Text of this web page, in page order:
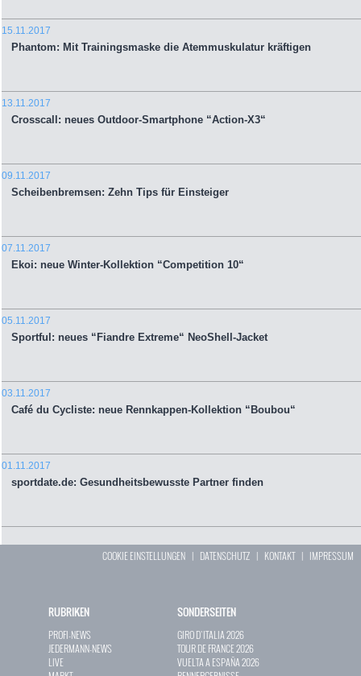
15.11.2017
Phantom: Mit Trainingsmaske die Atemmuskulatur kräftigen
13.11.2017
Crosscall: neues Outdoor-Smartphone “Action-X3“
09.11.2017
Scheibenbremsen: Zehn Tips für Einsteiger
07.11.2017
Ekoi: neue Winter-Kollektion “Competition 10“
05.11.2017
Sportful: neues “Fiandre Extreme“ NeoShell-Jacket
03.11.2017
Café du Cycliste: neue Rennkappen-Kollektion “Boubou“
01.11.2017
sportdate.de: Gesundheitsbewusste Partner finden
COOKIE EINSTELLUNGEN | DATENSCHUTZ | KONTAKT| IMPRESSUM
RUBRIKEN
PROFI-NEWS
JEDERMANN-NEWS
LIVE
SONDERSEITEN
GIRO D`ITALIA 2026
TOUR DE FRANCE 2026
VUELTA A ESPAÑA 2026